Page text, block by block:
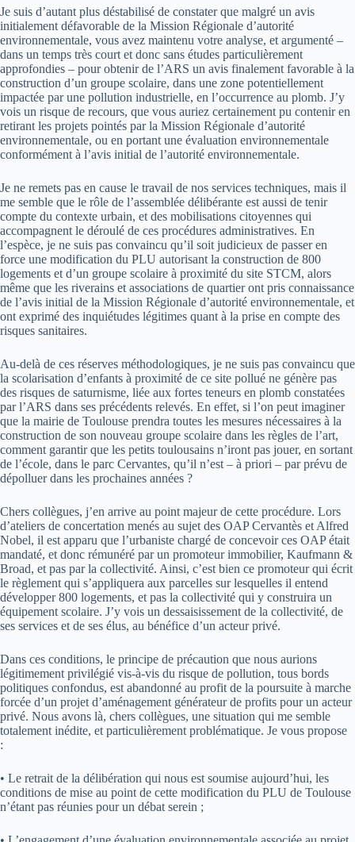
Je suis d’autant plus déstabilisé de constater que malgré un avis
initialement défavorable de la Mission Régionale d’autorité
environnementale, vous avez maintenu votre analyse, et argumenté –
dans un temps très court et donc sans études particulièrement
approfondies – pour obtenir de l’ARS un avis finalement favorable à la
construction d’un groupe scolaire, dans une zone potentiellement
impactée par une pollution industrielle, en l’occurrence au plomb. J’y
vois un risque de recours, que vous auriez certainement pu contenir en
retirant les projets pointés par la Mission Régionale d’autorité
environnementale, ou en portant une évaluation environnementale
conformément à l’avis initial de l’autorité environnementale.
Je ne remets pas en cause le travail de nos services techniques, mais il
me semble que le rôle de l’assemblée délibérante est aussi de tenir
compte du contexte urbain, et des mobilisations citoyennes qui
accompagnent le déroulé de ces procédures administratives. En
l’espèce, je ne suis pas convaincu qu’il soit judicieux de passer en
force une modification du PLU autorisant la construction de 800
logements et d’un groupe scolaire à proximité du site STCM, alors
même que les riverains et associations de quartier ont pris connaissance
de l’avis initial de la Mission Régionale d’autorité environnementale, et
ont exprimé des inquiétudes légitimes quant à la prise en compte des
risques sanitaires.
Au-delà de ces réserves méthodologiques, je ne suis pas convaincu que
la scolarisation d’enfants à proximité de ce site pollué ne génère pas
des risques de saturnisme, liée aux fortes teneurs en plomb constatées
par l’ARS dans ses précédents relevés. En effet, si l’on peut imaginer
que la mairie de Toulouse prendra toutes les mesures nécessaires à la
construction de son nouveau groupe scolaire dans les règles de l’art,
comment garantir que les petits toulousains n’iront pas jouer, en sortant
de l’école, dans le parc Cervantes, qu’il n’est – à priori – par prévu de
dépolluer dans les prochaines années ?
Chers collègues, j’en arrive au point majeur de cette procédure. Lors
d’ateliers de concertation menés au sujet des OAP Cervantès et Alfred
Nobel, il est apparu que l’urbaniste chargé de concevoir ces OAP était
mandaté, et donc rémunéré par un promoteur immobilier, Kaufmann &
Broad, et pas par la collectivité. Ainsi, c’est bien ce promoteur qui écrit
le règlement qui s’appliquera aux parcelles sur lesquelles il entend
développer 800 logements, et pas la collectivité qui y construira un
équipement scolaire. J’y vois un dessaisissement de la collectivité, de
ses services et de ses élus, au bénéfice d’un acteur privé.
Dans ces conditions, le principe de précaution que nous aurions
légitimement privilégié vis-à-vis du risque de pollution, tous bords
politiques confondus, est abandonné au profit de la poursuite à marche
forcée d’un projet d’aménagement générateur de profits pour un acteur
privé. Nous avons là, chers collègues, une situation qui me semble
totalement inédite, et particulièrement problématique. Je vous propose
:
• Le retrait de la délibération qui nous est soumise aujourd’hui, les
conditions de mise au point de cette modification du PLU de Toulouse
n’étant pas réunies pour un débat serein ;